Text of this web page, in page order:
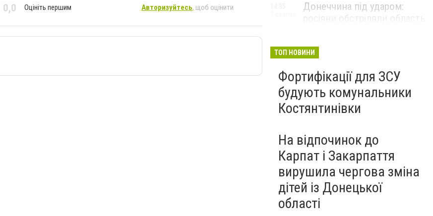
0,0 Оцініть першим Авторизуйтесь, щоб оцінити
Донеччина під ударом:
росіяни обстріляли область
ТОП НОВИНИ
Фортифікації для ЗСУ
будують комунальники
Костянтинівки
На відпочинок до
Карпат і Закарпаття
вирушила чергова зміна
дітей із Донецької
області